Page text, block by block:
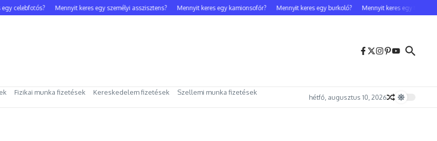
celebfotós? Mennyit keres egy személyi asszisztens? Mennyit keres egy kamionsofőr? Mennyit keres egy burkoló? Mennyit keres egy testőr?
Fizikai munka fizetések Kereskedelem fizetések
Szellemi munka fizetések
hétfő, augusztus 10, 2026